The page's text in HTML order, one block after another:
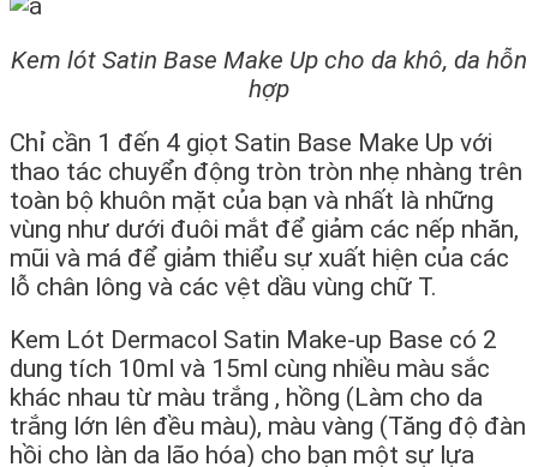
Kem lót Satin Base Make Up cho da khô, da hỗn
hợp
Chỉ cần 1 đến 4 giọt Satin Base Make Up với
thao tác chuyển động tròn tròn nhẹ nhàng trên
toàn bộ khuôn mặt của bạn và nhất là những
vùng như dưới đuôi mắt để giảm các nếp nhăn,
mũi và má để giảm thiểu sự xuất hiện của các
lỗ chân lông và các vệt dầu vùng chữ T.
Kem Lót Dermacol Satin Make-up Base có 2
dung tích 10ml và 15ml cùng nhiều màu sắc
khác nhau từ màu trắng , hồng (Làm cho da
trắng lớn lên đều màu), màu vàng (Tăng độ đàn
hồi cho làn da lão hóa) cho bạn một sự lựa